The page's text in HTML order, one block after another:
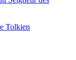
Tolkien